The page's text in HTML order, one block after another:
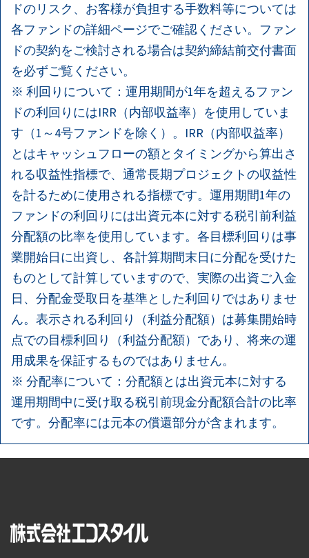
ドのリスク、お客様が負担する手数料等については
各ファンドの詳細ページでご確認ください。ファン
ドの契約をご検討される場合は契約締結前交付書面
を必ずご覧ください。
※ 利回りについて：運用期間が1年を超えるファン
ドの利回りにはIRR（内部収益率）を使用していま
す（1～4号ファンドを除く）。IRR（内部収益率）
とはキャッシュフローの額とタイミングから算出さ
れる収益性指標で、通常長期プロジェクトの収益性
を計るために使用される指標です。運用期間1年の
ファンドの利回りには出資元本に対する税引前利益
分配額の比率を使用しています。各目標利回りは事
業開始日に出資し、各計算期間末日に分配を受けた
ものとして計算していますので、実際の出資ご入金
日、分配金受取日を基準とした利回りではありませ
ん。表示される利回り（利益分配額）は募集開始時
点での目標利回り（利益分配額）であり、将来の運
用成果を保証するものではありません。
※ 分配率について：分配額とは出資元本に対する
運用期間中に受け取る税引前現金分配額合計の比率
です。分配率には元本の償還部分が含まれます。